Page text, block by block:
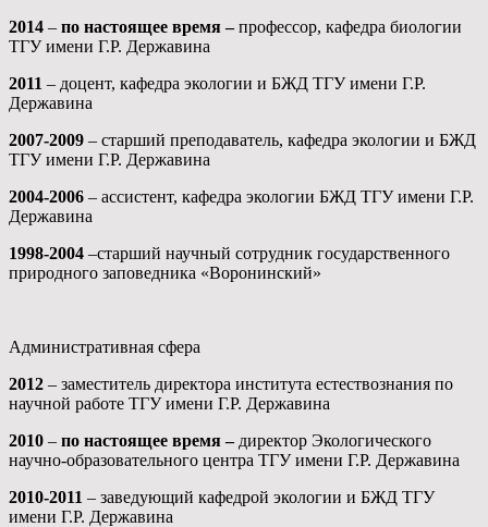
2014 – по настоящее время –профессор, кафедра биологии
ТГУ имени Г.Р. Державина
2011 – доцент, кафедра экологии и БЖД ТГУ имени Г.Р.
Державина
2007-2009 – старший преподаватель, кафедра экологии и БЖД
ТГУ имени Г.Р. Державина
2004-2006 – ассистент, кафедра экологии БЖД ТГУ имени Г.Р.
Державина
1998-2004 –старший научный сотрудник государственного
природного заповедника «Воронинский»
Административная сфера
2012 – заместитель директора института естествознания по
научной работе ТГУ имени Г.Р. Державина
2010 – по настоящее время –директор Экологического
научно-образовательного центра ТГУ имени Г.Р. Державина
2010-2011 – заведующий кафедрой экологии и БЖД ТГУ
имени Г.Р. Державина